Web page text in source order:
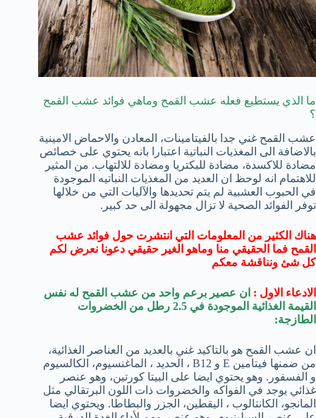
ما الذي يستطيع فعله عشب القمح وماهي فوائد عشب القمح
؟
عشب القمح غني جدا بالفيتامينات، المعادن والاحماض الامينية
بالاضافة الى المغذيات النباتية اعتبارا بانه يحتوي على خصائص
مضادة للاكسدة، مضادة للبكتريا ومضادة للالتهاب. من المثير
للاهتمام انه لوحظ ان العديد من المغذيات النباتيه الموجودة
في الحبوب العشبية لم يتم تحديدها والآليات التي من خلالها
توفر الفوائد الصحية لا تزال مجهولة الى حد كبير.
هناك الكثير من المعلومات التي انتشرت حول فوائد عشب
القمح فما الحقيقي منا وماهو الغير حقيقي دعونا نعرض لكم
كل شئ ونناقشة معكم
الادعاء الاول : ان عصير برعم واحد من عشب القمح له نفس
القيمة الغذائية الموجودة في 2.5 رطل من الخضروات
الطازجة:
ان عشب القمح هو بالتاكيد غني بالعديد من العناصر الغذائية،
من ضمنها فيتامين E و B12 ، الحديد ، الماغنسيوم، الكالسيوم
و الفسفور. وهو يحتوي ايضا على البيتا كورتين، وهو عنصر
غذائي يوجد في الفواكه والخضروات ذات اللون البرتقالي مثل
المانجو، الكانتالوب ، اليقطين، الجزر والبطاطا. ويحتوي ايضا